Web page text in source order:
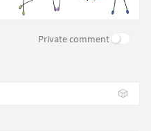
Private comment
🎲